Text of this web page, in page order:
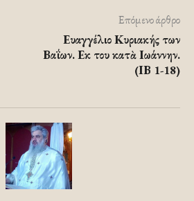
Επόμενο άρθρο
Ευαγγέλιο Κυριακής των
Βαΐων. Εκ του κατὰ Ιωάννην.
(ΙΒ 1-18)